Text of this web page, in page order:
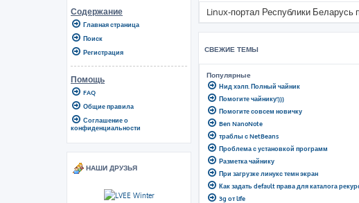
Linux-портал Республики Беларусь
СВЕЖИЕ ТЕМЫ
Популярные
Нид хэлп. Полный чайник
Помогите чайнику!)))
Помогите совсем новичку
Ben NanoNote
траблы с NetBeans
Проблема с установкой программ
Разметка чайнику
При загрузке линукс темн экран
Как задать default права для каталога
3g от life
Содержание
Главная страница
Поиск
Регистрация
Помощь
FAQ
Общие правила
Соглашение о
конфиденциальности
НАШИ ДРУЗЬЯ